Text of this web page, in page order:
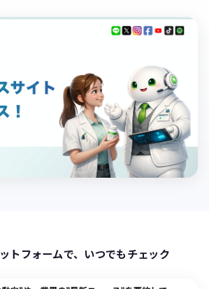
トフォームで、いつでもチェック